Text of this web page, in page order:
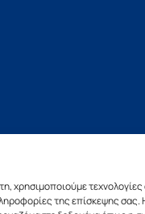
χρησιμοποιούμε
της επίσκεψης σας.